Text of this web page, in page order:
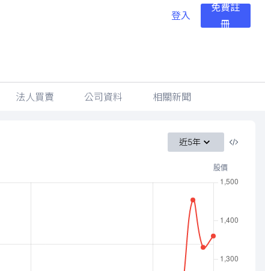
登入
免費註
冊
法人買賣 公司資料 相關新聞
近5年